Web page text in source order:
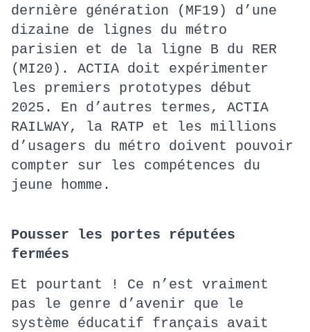
dernière génération (MF19) d’une
dizaine de lignes du métro
parisien et de la ligne B du RER
(MI20). ACTIA doit expérimenter
les premiers prototypes début
2025. En d’autres termes, ACTIA
RAILWAY, la RATP et les millions
d’usagers du métro doivent pouvoir
compter sur les compétences du
jeune homme.
Pousser les portes réputées
fermées
Et pourtant ! Ce n’est vraiment
pas le genre d’avenir que le
système éducatif français avait